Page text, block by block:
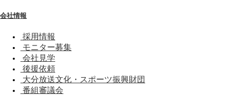
会社情報
採用情報
モニター募集
会社見学
後援依頼
大分放送文化・スポーツ振興財団
番組審議会